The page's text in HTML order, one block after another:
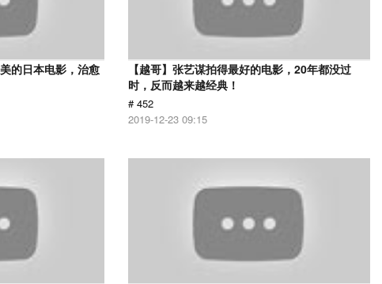
的日本电影，治愈
【越哥】张艺谋拍得最好的电影，20年都没过
时，反而越来越经典！
# 452
2019-12-23 09:15